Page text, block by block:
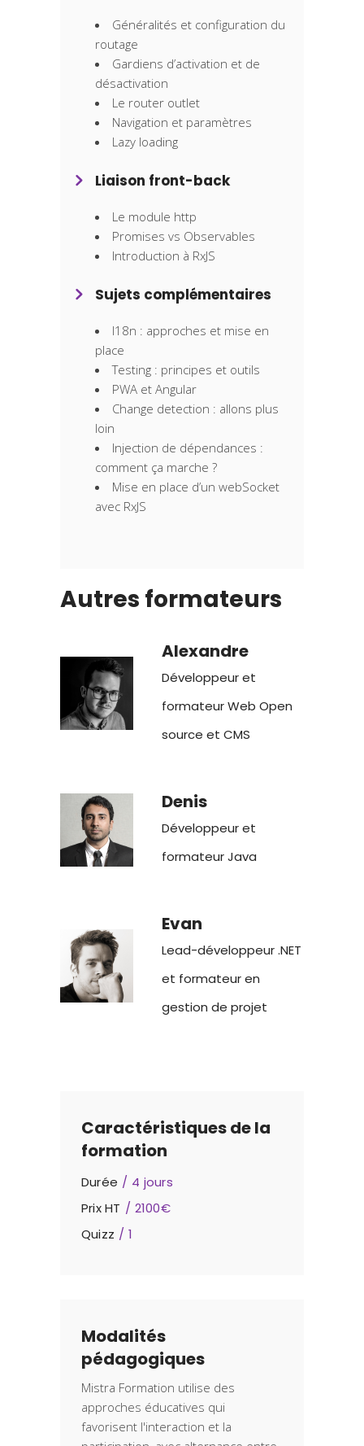
Généralités et configuration du
routage
Gardiens d’activation et de
désactivation
Le router outlet
Navigation et paramètres
Lazy loading
Liaison front-back
Le module http
Promises vs Observables
Introduction à RxJS
Sujets complémentaires
I18n : approches et mise en
place
Testing : principes et outils
PWA et Angular
Change detection : allons plus
loin
Injection de dépendances :
comment ça marche ?
Mise en place d’un webSocket
avec RxJS
Autres formateurs
Alexandre
Développeur et
formateur Web Open
source et CMS
Denis
Développeur et
formateur Java
Evan
Lead-développeur .NET
et formateur en
gestion de projet
Caractéristiques de la
formation
Durée
4 jours
Prix HT
2100€
Quizz
1
Modalités
pédagogiques
Mistra Formation utilise des
approches éducatives qui
favorisent l'interaction et la